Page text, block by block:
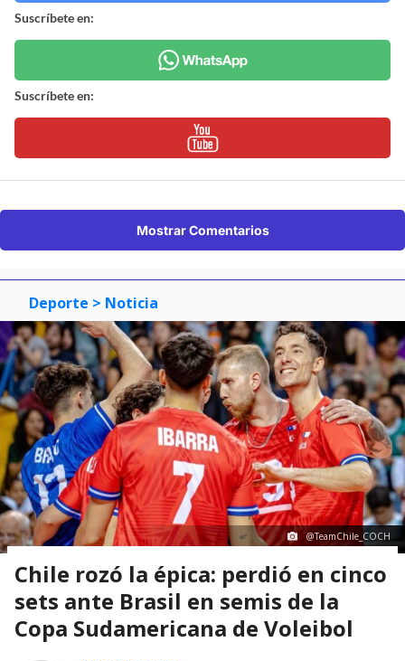
Suscríbete en:
Suscríbete en:
Mostrar Comentarios
Deporte > Noticia
@TeamChile_COCH
Chile rozó la épica: perdió en cinco
sets ante Brasil en semis de la
Copa Sudamericana de Voleibol